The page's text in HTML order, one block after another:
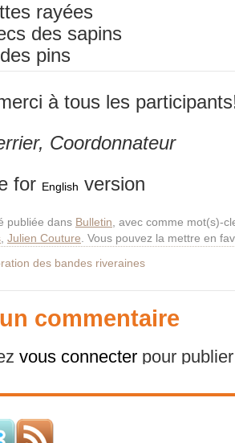
rayées
des sapins
pins
à tous les
Coordonnateur
for English version
publiée dans Bulletin , avec comme mot(s)-
Julien Couture . Vous pouvez la mettre en
des bandes riveraines
commentaire
vous connecter pour